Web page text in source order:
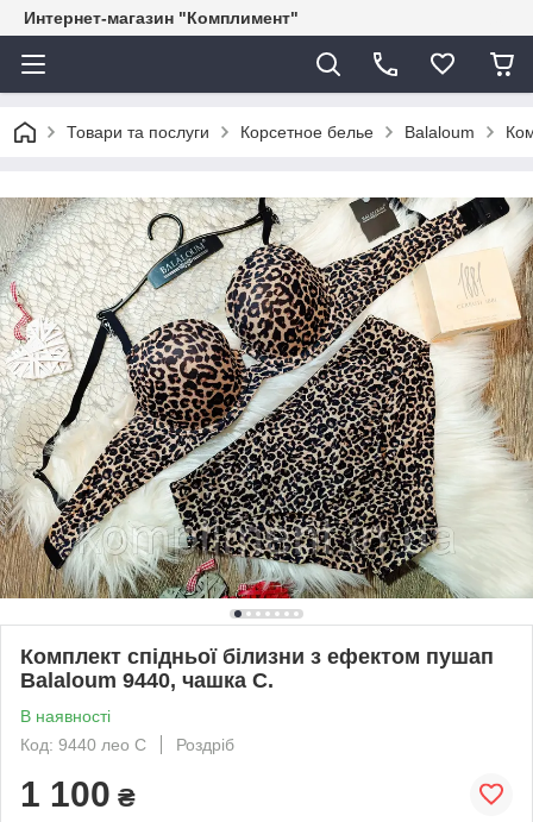
Интернет-магазин "Комплимент"
Товари та послуги Корсетное белье Balaloum
Комплект спідньої білизни з ефектом пушап
Balaloum 9440, чашка С.
В наявності
Код: 9440 лео С
Роздріб
1 100 ₴